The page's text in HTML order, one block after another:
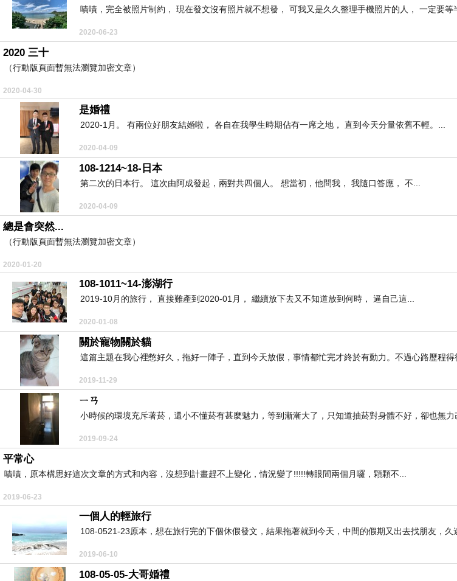
嘖嘖，完全被照片制約， 現在發文沒有照片就不想發， 可我又是久久整理手機照片的人， 一定要等
2020-06-23
2020 三十
（行動版頁面暫無法瀏覽加密文章）
2020-04-30
是婚禮
2020-1月。 有兩位好朋友結婚啦， 各自在我學生時期佔有一席之地， 直到今天分量依舊不輕。...
2020-04-09
108-1214~18-日本
第二次的日本行。 這次由阿成發起，兩對共四個人。 想當初，他問我， 我隨口答應， 不...
2020-04-09
總是會突然...
（行動版頁面暫無法瀏覽加密文章）
2020-01-20
108-1011~14-澎湖行
2019-10月的旅行， 直接難產到2020-01月， 繼續放下去又不知道放到何時， 逼自己這...
2020-01-08
關於寵物關於貓
這篇主題在我心裡憋好久，拖好一陣子，直到今天放假，事情都忙完才終於有動力。不過心路歷程得
2019-11-29
ㄧㄢ
小時候的環境充斥著菸，還小不懂菸有甚麼魅力，等到漸漸大了，只知道抽菸對身體不好，卻也無力
2019-09-24
平常心
嘖嘖，原本構思好這次文章的方式和內容，沒想到計畫趕不上變化，情況變了!!!!!轉眼間兩個月囉，顆顆不...
2019-06-23
一個人的輕旅行
108-0521-23原本，想在旅行完的下個休假發文，結果拖著就到今天，中間的假期又出去找朋友，久
2019-06-10
108-05-05-大哥婚禮